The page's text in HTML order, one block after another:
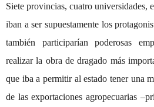
Siete provincias, cuatro universidades,
iban a ser supuestamente los
también participarían poderosas
realizar la obra de dragado más
que iba a permitir al estado tener una
de las exportaciones agropecuarias